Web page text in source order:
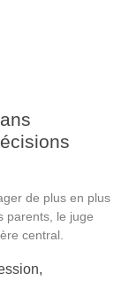
de plus en plus
parents, le juge
central.